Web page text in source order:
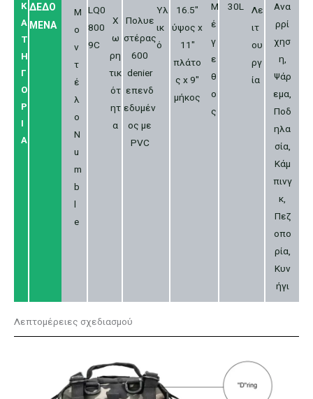
Κ
Α
Τ
Η
Γ
Ο
Ρ
Ι
Α
ΔΕΔΟ
ΜΕΝΑ
Μ
ο
ν
τ
έ
λ
ο
N
u
m
b
l
e
LQ0
800
9C
Χ
ω
ρη
τικ
ότ
ητ
α
Πολυε
στέρας
600
denier
επενδ
εδυμέν
ος με
PVC
Υλ
ικ
ό
16.5″
ύψος x
11″
πλάτο
ς x 9″
μήκος
Μ
έ
γ
ε
θ
ο
ς
30L
Λε
ιτ
ου
ργ
ία
Ανα
ρρί
χησ
η,
Ψάρ
εμα,
Ποδ
ηλα
σία,
Κάμ
πινγ
κ,
Πεζ
οπο
ρία,
Κυν
ήγι
Λεπτομέρειες σχεδιασμού